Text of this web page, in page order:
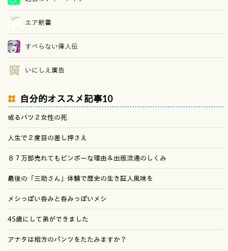
エア新書
すべらない偉人伝
いにしえ廣告
自分的オススメ記事10
或るバツ２女性の死
人生で２度目の差し押さえ
８７万部売れてもビンボーな理由＆出版流通のしくみ
最後の「三助さん」体験で歴史の生き証人風味を
メシっぽい呑みと呑みっぽいメシ
45歳にして弟ができました
アナタは相方のパンツをたたみますか？